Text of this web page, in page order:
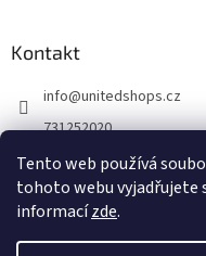
Tento web používá
tohoto webu vyjadřujete
informacízde.
Kontakt
info@unitedshops.cz
731252020
https://www.fb.com/
UnitedShops